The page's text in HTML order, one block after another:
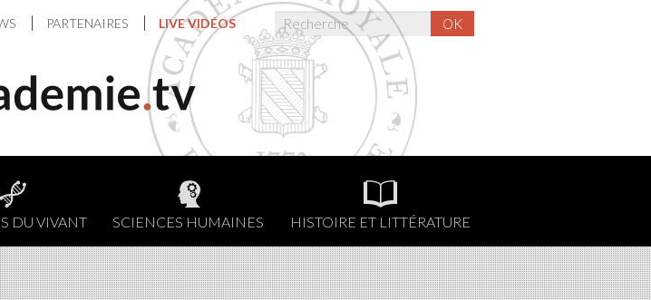
PARTENAIRES LIVE VIDÉOS OK
DU VIVANT SCIENCES HUMAINES HISTOIRE ET LITTÉRATURE